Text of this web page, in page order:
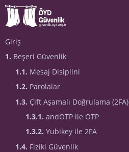
Giriş
1. Beşeri Güvenlik
1.1. Mesaj Disiplini
1.2. Parolalar
1.3. Çift Aşamalı Doğrulama (2FA)
1.3.1. andOTP ile OTP
1.3.2. Yubikey ile 2FA
1.4. Fiziki Güvenlik